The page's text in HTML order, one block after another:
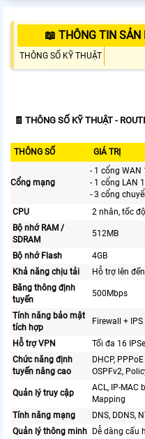
📖 THÔNG TIN SẢN
THÔNG SỐ KỸ THUẬT
🧾 THÔNG SỐ KỸ THUẬT -
THÔNG SỐ GIÁ TRỊ
Cổng mạng
- 1 cổng
- 1 cổng LAN
- 3 cổng
CPU
2 nhân, tốc
Bộ nhớ RAM /
SDRAM
512MB
Bộ nhớ Flash
4GB
Khả năng chịu tải
Hỗ trợ lên
Băng thông định
tuyến
500Mbps
Tính năng bảo mật
tích hợp
Firewall +
Hỗ trợ VPN
Tối đa 16
Chức năng định
tuyến nâng cao
DHCP,
OSPFv2,
Quản lý truy cập
ACL, IP-MAC
Mapping
Tính năng mạng
DNS, DDNS,
Quản lý thông minh
Dễ dàng cấu